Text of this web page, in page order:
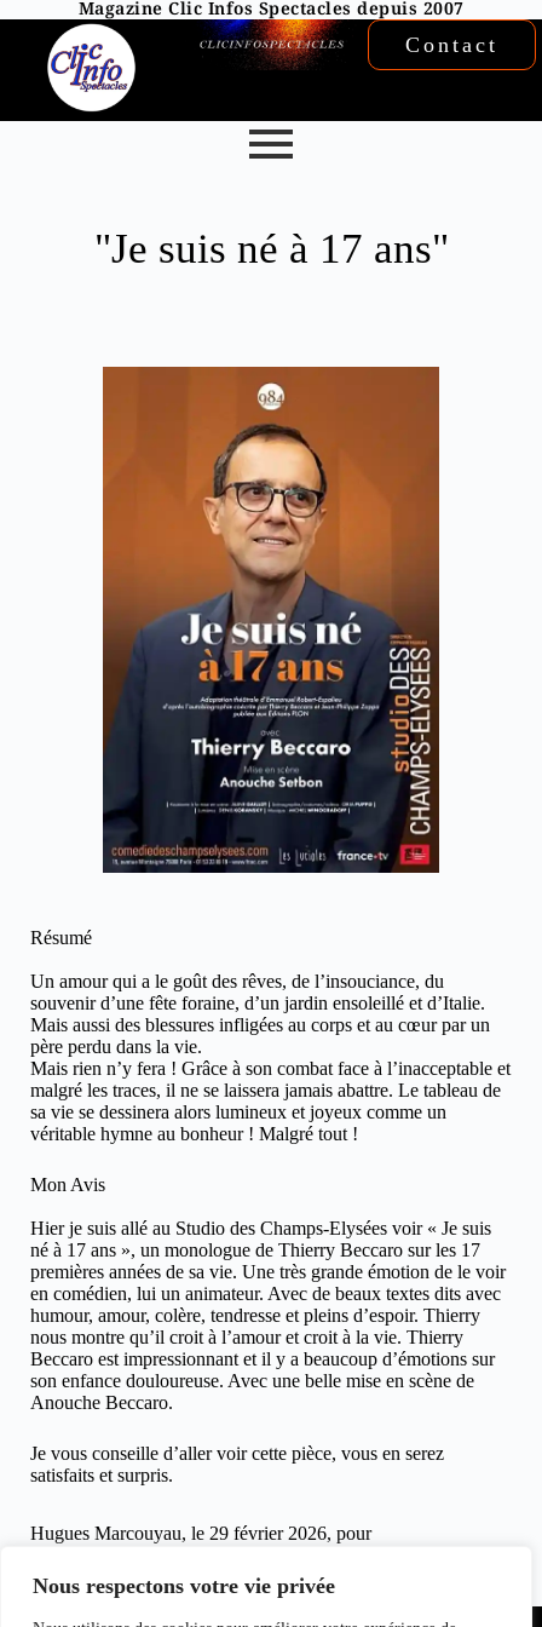
Nous respectons votre vie privée
Magazine Clic Infos Spectacles depuis 2007
Contact
"Je suis né à 17 ans"
Résumé
Un amour qui a le goût des rêves, de l’insouciance, du
souvenir d’une fête foraine, d’un jardin ensoleillé et d’Italie.
Mais aussi des blessures infligées au corps et au cœur par un
père perdu dans la vie.
Mais rien n’y fera ! Grâce à son combat face à l’inacceptable et
malgré les traces, il ne se laissera jamais abattre. Le tableau de
sa vie se dessinera alors lumineux et joyeux comme un
véritable hymne au bonheur ! Malgré tout !
Mon Avis
Hier je suis allé au Studio des Champs-Elysées voir « Je suis
né à 17 ans », un monologue de Thierry Beccaro sur les 17
premières années de sa vie. Une très grande émotion de le voir
en comédien, lui un animateur. Avec de beaux textes dits avec
humour, amour, colère, tendresse et pleins d’espoir. Thierry
nous montre qu’il croit à l’amour et croit à la vie. Thierry
Beccaro est impressionnant et il y a beaucoup d’émotions sur
son enfance douloureuse. Avec une belle mise en scène de
Anouche Beccaro.
Je vous conseille d’aller voir cette pièce, vous en serez
satisfaits et surpris.
Hugues Marcouyau, le 29 février 2026, pour
Autre Article